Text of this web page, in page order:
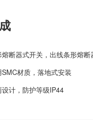
断器式开关，出线条形熔断
材质，落地式安装
计，防护等级IP44